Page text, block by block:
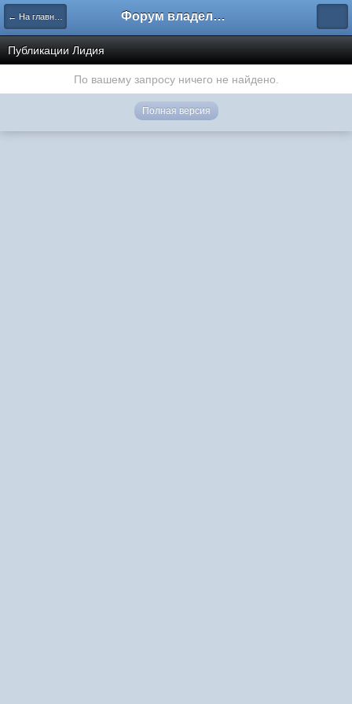
← На главную Форум владельцев интернет-магазинов
Публикации Лидия
По вашему запросу ничего не найдено.
Полная версия